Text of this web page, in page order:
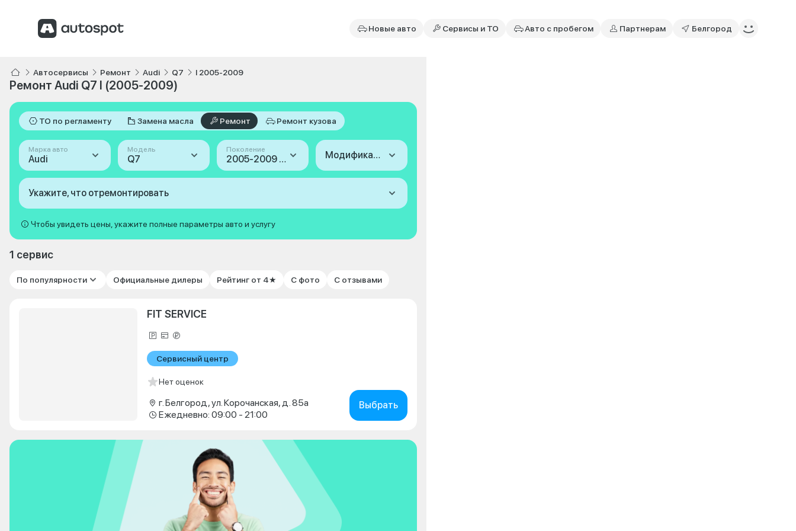
Новые авто Сервисы и ТО Авто с пробегом Партнерам Белгород
Автосервисы Ремонт Audi Q7 I 2005-2009
Ремонт Audi Q7 I (2005-2009)
ТО по регламенту Замена масла Ремонт Ремонт кузова
Марка авто
Audi
Модель
Q7
Поколение
2005-2009 (I) Модификация
Укажите, что отремонтировать
Чтобы увидеть цены, укажите полные параметры авто и услугу
1 сервис
По популярности Официальные дилеры Рейтинг от 4★ С фото С отзывами
FIT SERVICE
Сервисный центр
Нет оценок
г. Белгород, ул. Корочанская, д. 85а
Ежедневно: 09:00 - 21:00
Выбрать